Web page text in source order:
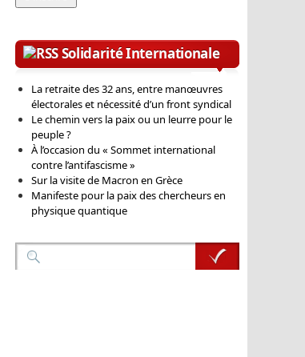
Solidarité Internationale
La retraite des 32 ans, entre manœuvres
électorales et nécessité d’un front syndical
Le chemin vers la paix ou un leurre pour le
peuple ?
À l’occasion du « Sommet international
contre l’antifascisme »
Sur la visite de Macron en Grèce
Manifeste pour la paix des chercheurs en
physique quantique